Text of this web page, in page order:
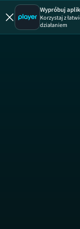
Wypróbuj
Korzystaj z
działaniem